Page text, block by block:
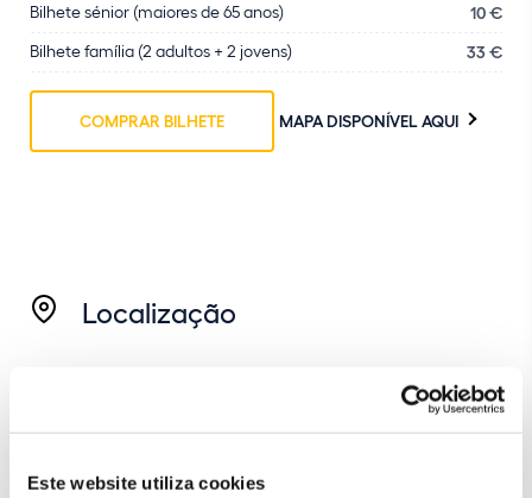
Este website utiliza cookies
Bilhete sénior (maiores de 65 anos) 10 €
Bilhete família (2 adultos + 2 jovens) 33 €
COMPRAR BILHETE MAPA DISPONÍVEL AQUI
Localização